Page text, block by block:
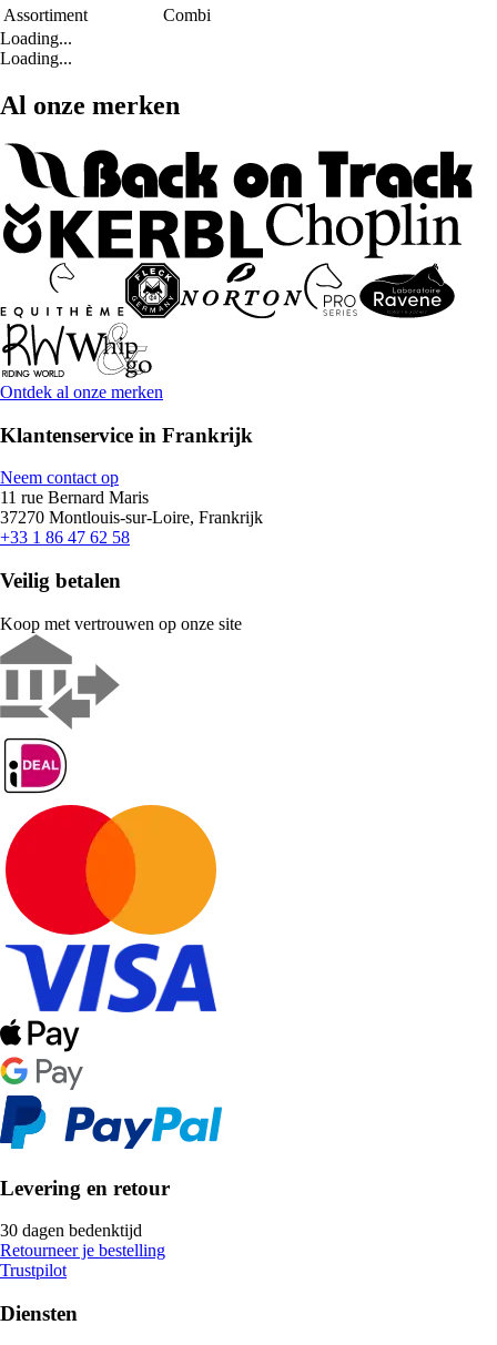
Assortiment
Combi
Loading...
Loading...
Al onze merken
Ontdek al onze merken
Klantenservice in Frankrijk
Neem contact op
11 rue Bernard Maris
37270 Montlouis-sur-Loire, Frankrijk
+33 1 86 47 62 58
Veilig betalen
Koop met vertrouwen op onze site
Levering en retour
30 dagen bedenktijd
Retourneer je bestelling
Trustpilot
Diensten